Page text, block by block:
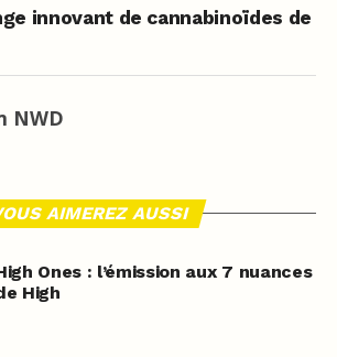
innovant de cannabinoïdes de
NWD
AIMEREZ AUSSI
Ones : l’émission aux 7 nuances
High